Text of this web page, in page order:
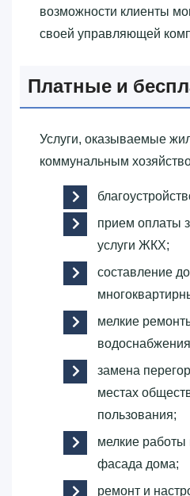
возможности клиенты
своей управляющей
Платные и
Услуги, оказываемые
коммунальным
прием оплаты
услуги ЖКХ;
составление
мелкие
замена
местах
пользования;
мелкие
фасада дома;
ремонт и